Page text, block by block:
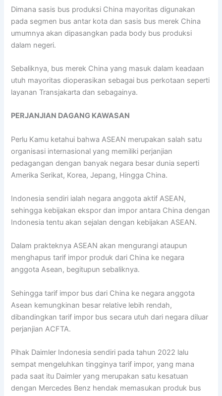
Dimana sasis bus produksi China mayoritas digunakan
pada segmen bus antar kota dan sasis bus merek China
umumnya akan dipasangkan pada body bus produksi
dalam negeri.
Sebaliknya, bus merek China yang masuk dalam keadaan
utuh mayoritas dioperasikan sebagai bus perkotaan seperti
layanan Transjakarta dan sebagainya.
PERJANJIAN DAGANG KAWASAN
Perlu Kamu ketahui bahwa ASEAN merupakan salah satu
organisasi internasional yang memiliki perjanjian
pedagangan dengan banyak negara besar dunia seperti
Amerika Serikat, Korea, Jepang, Hingga China.
Indonesia sendiri ialah negara anggota aktif ASEAN,
sehingga kebijakan ekspor dan impor antara China dengan
Indonesia tentu akan sejalan dengan kebijakan ASEAN.
Dalam prakteknya ASEAN akan mengurangi ataupun
menghapus tarif impor produk dari China ke negara
anggota Asean, begitupun sebaliknya.
Sehingga tarif impor bus dari China ke negara anggota
Asean kemungkinan besar relative lebih rendah,
dibandingkan tarif impor bus secara utuh dari negara diluar
perjanjian ACFTA.
Pihak Daimler Indonesia sendiri pada tahun 2022 lalu
sempat mengeluhkan tingginya tarif impor, yang mana
pada saat itu Daimler yang merupakan satu kesatuan
dengan Mercedes Benz hendak memasukan produk bus